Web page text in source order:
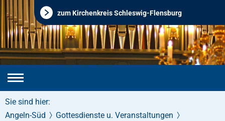
zum Kirchenkreis Schleswig-Flensburg
Sie sind hier:
Angeln-Süd
Gottesdienste u. Veranstaltungen